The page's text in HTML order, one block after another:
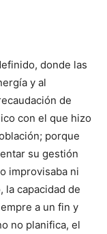
donde las
y al
de
con el que hizo
porque
su gestión
improvisaba ni
la capacidad de
a un fin y
no planifica, el